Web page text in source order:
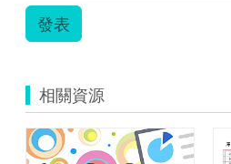
發表
相關資源